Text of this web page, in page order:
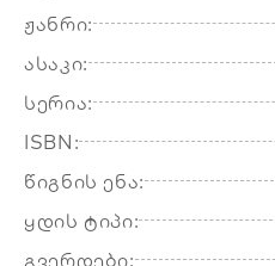
ჟანრი:
ასაკი:
სერია:
ISBN:
წიგნის ენა:
ყდის ტიპი:
გვერდები: